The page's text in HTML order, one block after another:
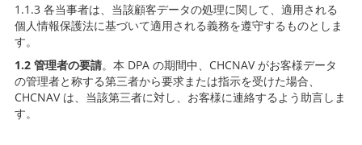
1.1.3 各当事者は、当該顧客データの処理に関して、適用される
個人情報保護法に基づいて適用される義務を遵守するものとしま
す。
1.2 管理者の要請。本 DPA の期間中、CHCNAV がお客様データ
の管理者と称する第三者から要求または指示を受けた場合、
CHCNAV は、当該第三者に対し、お客様に連絡するよう助言しま
す。